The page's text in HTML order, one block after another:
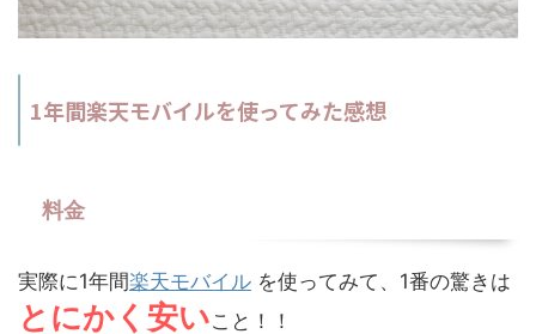
1年間楽天モバイルを使ってみた感想
料金
実際に1年間楽天モバイル を使ってみて、1番の驚きは
とにかく安いこと！！